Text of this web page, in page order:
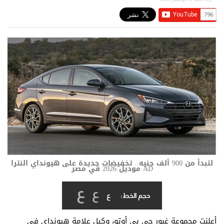
لتبدأ من 900 ألف جنيه.. تخفيضات جديدة على هيونداي النترا
AD موديل 2026 في مصر
حجم الخط: ع ع ع